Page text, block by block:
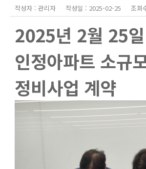
작성자 : 관리자 작성일 : 2025-02-25 조회
2025년 2월 25일
인정아파트 소규
정비사업 계약